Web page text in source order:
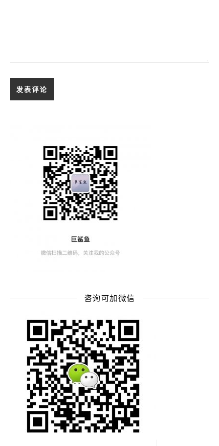
咨询可加微信